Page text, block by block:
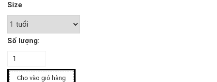
Size
Số lượng:
Cho vào giỏ hàng